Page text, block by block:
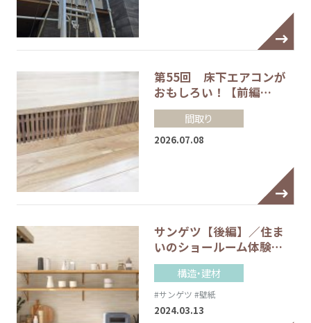
第55回 床下エアコンが
おもしろい！【前編…
間取り
2026.07.08
サンゲツ【後編】／住ま
いのショールーム体験…
構造・建材
#サンゲツ #壁紙
2024.03.13